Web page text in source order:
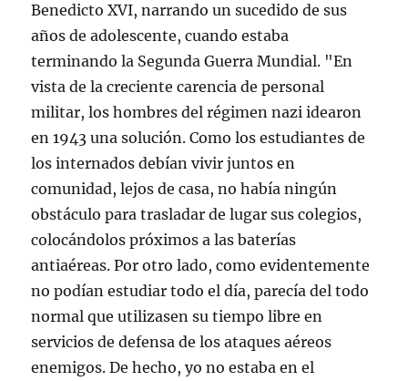
Benedicto XVI, narrando un sucedido de sus
años de adolescente, cuando estaba
terminando la Segunda Guerra Mundial. "En
vista de la creciente carencia de personal
militar, los hombres del régimen nazi idearon
en 1943 una solución. Como los estudiantes de
los internados debían vivir juntos en
comunidad, lejos de casa, no había ningún
obstáculo para trasladar de lugar sus colegios,
colocándolos próximos a las baterías
antiaéreas. Por otro lado, como evidentemente
no podían estudiar todo el día, parecía del todo
normal que utilizasen su tiempo libre en
servicios de defensa de los ataques aéreos
enemigos. De hecho, yo no estaba en el